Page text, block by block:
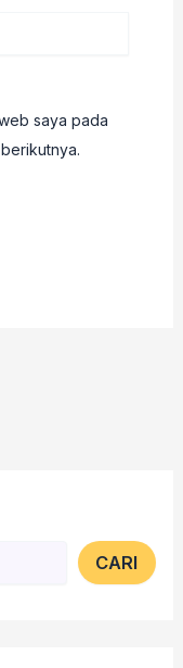
saya pada
CARI